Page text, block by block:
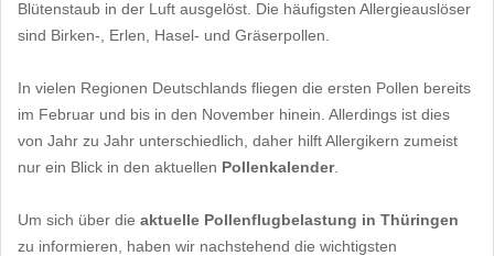
Blütenstaub in der Luft ausgelöst. Die häufigsten Allergieauslöser
sind Birken-, Erlen, Hasel- und Gräserpollen.
In vielen Regionen Deutschlands fliegen die ersten Pollen bereits
im Februar und bis in den November hinein. Allerdings ist dies
von Jahr zu Jahr unterschiedlich, daher hilft Allergikern zumeist
nur ein Blick in den aktuellen Pollenkalender.
Um sich über die aktuelle Pollenflugbelastung in Thüringen
zu informieren, haben wir nachstehend die wichtigsten